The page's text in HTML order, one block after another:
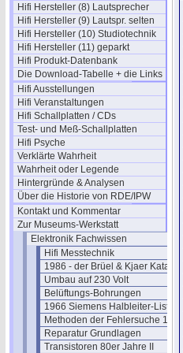
Hifi Hersteller (8) Lautsprecher
Hifi Hersteller (9) Lautspr. selten
Hifi Hersteller (10) Studiotechnik
Hifi Hersteller (11) geparkt
Hifi Produkt-Datenbank
Die Download-Tabelle + die Links
Hifi Ausstellungen
Hifi Veranstaltungen
Hifi Schallplatten / CDs
Test- und Meß-Schallplatten
Hifi Psyche
Verklärte Wahrheit
Wahrheit oder Legende
Hintergründe & Analysen
Über die Historie von RDE/IPW
Kontakt und Kommentar
Zur Museums-Werkstatt
Elektronik Fachwissen
Hifi Messtechnik
1986 - der Brüel & Kjaer Katalog
Umbau auf 230 Volt
Belüftungs-Bohrungen
1966 Siemens Halbleiter-Liste
Methoden der Fehlersuche 1972
Reparatur Grundlagen
Transistoren 80er Jahre II